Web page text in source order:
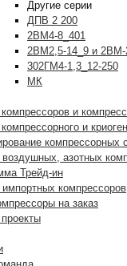
Другие серии
ДПВ 2 200
2ВМ4-8_401
2ВМ2,5-14_9 и 2ВМ-
302ГМ4-1,3_12-250
МК
и
и
компрессорных
азотных
Трейд-ин
компрессоров
на заказ